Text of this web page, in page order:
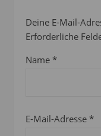
Deine E-Mail-
Erforderliche
Name *
E-Mail-Adresse *